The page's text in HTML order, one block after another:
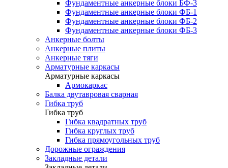
Фундаментные анкерные блоки БФ-3
Фундаментные анкерные блоки ФБ-1
Фундаментные анкерные блоки ФБ-2
Фундаментные анкерные блоки ФБ-3
Анкерные болты
Анкерные плиты
Анкерные тяги
Арматурные каркасы
Арматурные каркасы
Армокаркас
Балка двутавровая сварная
Гибка труб
Гибка труб
Гибка квадратных труб
Гибка круглых труб
Гибка прямоугольных труб
Дорожные ограждения
Закладные детали